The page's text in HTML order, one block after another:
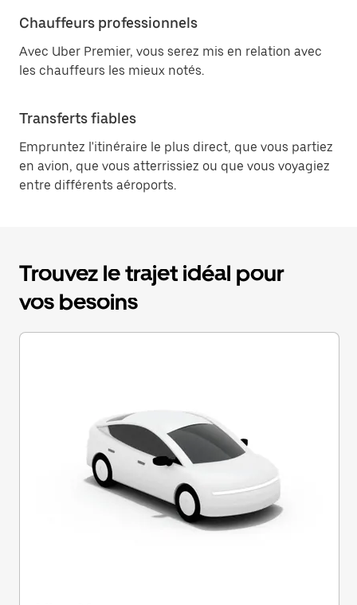
Chauffeurs professionnels
Avec Uber Premier, vous serez mis en relation avec
les chauffeurs les mieux notés.
Transferts fiables
Empruntez l'itinéraire le plus direct, que vous partiez
en avion, que vous atterrissiez ou que vous voyagiez
entre différents aéroports.
Trouvez le trajet idéal pour
vos besoins